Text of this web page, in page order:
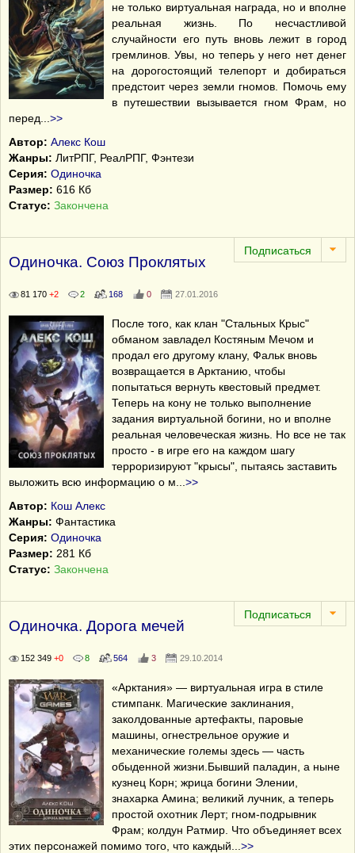
не только виртуальная награда, но и вполне
реальная жизнь. По несчастливой
случайности его путь вновь лежит в город
гремлинов. Увы, но теперь у него нет денег
на дорогостоящий телепорт и добираться
предстоит через земли гномов. Помочь ему
в путешествии вызывается гном Фрам, но
перед
>>
Автор: Алекс Кош
Жанры: ЛитРПГ, РеалРПГ, Фэнтези
Серия: Одиночка
Размер: 616 Кб
Статус: Закончена
Одиночка. Союз Проклятых
81 170 +2 2 168 0 27.01.2016
После того, как клан "Стальных Крыс"
обманом завладел Костяным Мечом и
продал его другому клану, Фальк вновь
возвращается в Арктанию, чтобы
попытаться вернуть квестовый предмет.
Теперь на кону не только выполнение
задания виртуальной богини, но и вполне
реальная человеческая жизнь. Но все не так
просто - в игре его на каждом шагу
терроризируют "крысы", пытаясь заставить
выложить всю информацию о м
>>
Автор: Кош Алекс
Жанры: Фантастика
Серия: Одиночка
Размер: 281 Кб
Статус: Закончена
Одиночка. Дорога мечей
152 349 +0 8 564 3 29.10.2014
«Арктания» — виртуальная игра в стиле
стимпанк. Магические заклинания,
заколдованные артефакты, паровые
машины, огнестрельное оружие и
механические големы здесь — часть
обыденной жизни.Бывший паладин, а ныне
кузнец Корн; жрица богини Элении,
знахарка Амина; великий лучник, а теперь
простой охотник Лерт; гном-подрывник
Фрам; колдун Ратмир. Что объединяет всех
этих персонажей помимо того, что каждый
>>